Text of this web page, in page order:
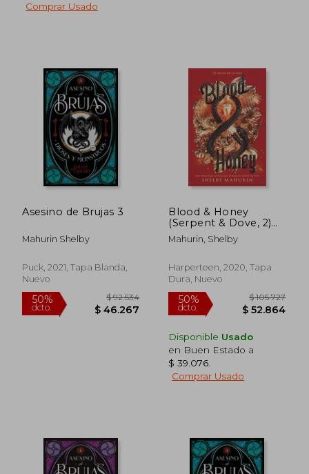
50%
dcto. $ 42.406
50%
dcto.
Comprar Usado
Asesino de Brujas 3
Mahurin Shelby
Puck, 2021, Tapa Blanda,
Nuevo
Blood & Honey
(Serpent & Dove, 2)
(en Inglés)
Mahurin, Shelby
Harperteen, 2020, Tapa
Dura, Nuevo
Disponible Usado
en Buen Estado a
$ 39.076
Comprar Usado